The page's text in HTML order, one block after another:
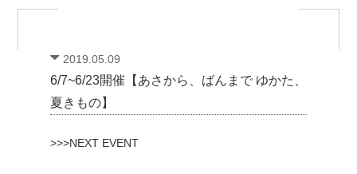
2019.05.09
6/7~6/23開催【あさから、ばんまで ゆかた、
夏きもの】
>>>NEXT EVENT